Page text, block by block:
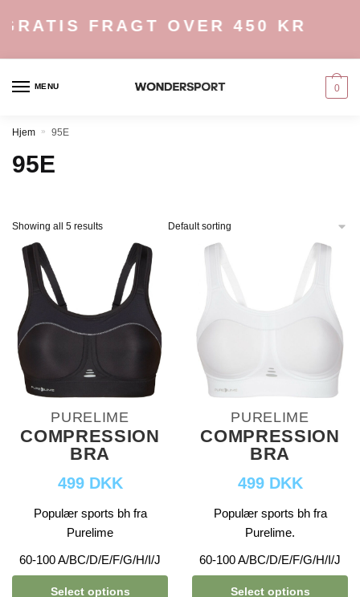
FRAGT OVER 450 KR
MENU 0
Hjem » 95E
95E
Showing all 5 results
PURELIME
COMPRESSION
BRA
499 DKK
Populær sports bh fra
Purelime
60-100 A/BC/D/E/F/G/H/I/J
Select options
PURELIME
COMPRESSION
BRA
499 DKK
Populær sports bh fra
Purelime.
60-100 A/BC/D/E/F/G/H/I/J
Select options